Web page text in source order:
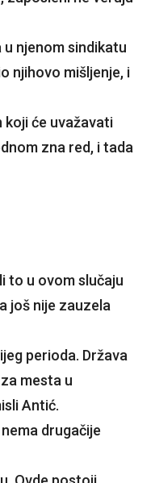
u njenom sindikatu
njihovo mišljenje, i
koji će uvažavati
zna red, i tada
to u ovom slučaju
još nije zauzela
perioda. Država
mesta u
Antić.
drugačije